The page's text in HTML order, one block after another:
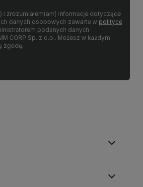
i zrozumiałem(am) informacje dotyczące
danych osobowych zawarte w polityce
podanych danych
CORP Sp. z o.o.. Możesz w każdym
zgodę.